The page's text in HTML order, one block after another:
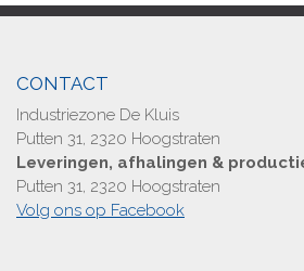
CONTACT
Industriezone De Kluis
Putten 31, 2320 Hoogstraten
Leveringen, afhalingen &
Putten 31, 2320 Hoogstraten
Volg ons op Facebook